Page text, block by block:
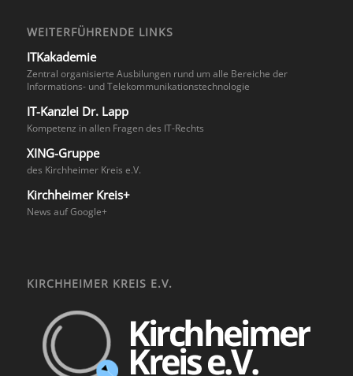
WEITERFÜHRENDE LINKS
ITKakademie
Zentral organisierte Ausbilungen rund um alle Bereiche der
Informations- und Telekommunikationstechnologie
IT-Kanzlei Dr. Lapp
Kompetenz in allen Fragen des IT-Rechts
XING-Gruppe
des Kirchheimer Kreis e.V.
Kirchheimer Kreis+
News auf Google+
KIRCHHEIMER KREIS E.V.